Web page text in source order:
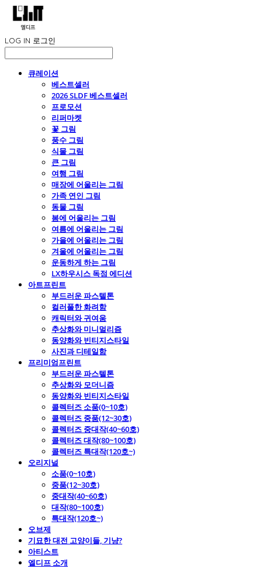
LOG IN 로그인
큐레이션
베스트셀러
2026 SLDF 베스트셀러
프로모션
리퍼마켓
꽃 그림
풍수 그림
식물 그림
큰 그림
여행 그림
매장에 어울리는 그림
가족 연인 그림
동물 그림
봄에 어울리는 그림
여름에 어울리는 그림
가을에 어울리는 그림
겨울에 어울리는 그림
운동하게 하는 그림
LX하우시스 독점 에디션
아트프린트
부드러운 파스텔톤
컬러풀한 화려함
캐릭터와 귀여움
추상화와 미니멀리즘
동양화와 빈티지스타일
사진과 디테일함
프리미엄프린트
부드러운 파스텔톤
추상화와 모더니즘
동양화와 빈티지스타일
콜렉터즈 소품(0~10호)
콜렉터즈 중품(12~30호)
콜렉터즈 중대작(40~60호)
콜렉터즈 대작(80~100호)
콜렉터즈 특대작(120호~)
오리지널
소품(0~10호)
중품(12~30호)
중대작(40~60호)
대작(80~100호)
특대작(120호~)
오브제
기묘한 대전 고양이들, 기냥?
아티스트
엘디프 소개